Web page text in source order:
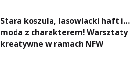
Stara koszula, lasowiacki haft i…
moda z charakterem! Warsztaty
kreatywne w ramach NFW